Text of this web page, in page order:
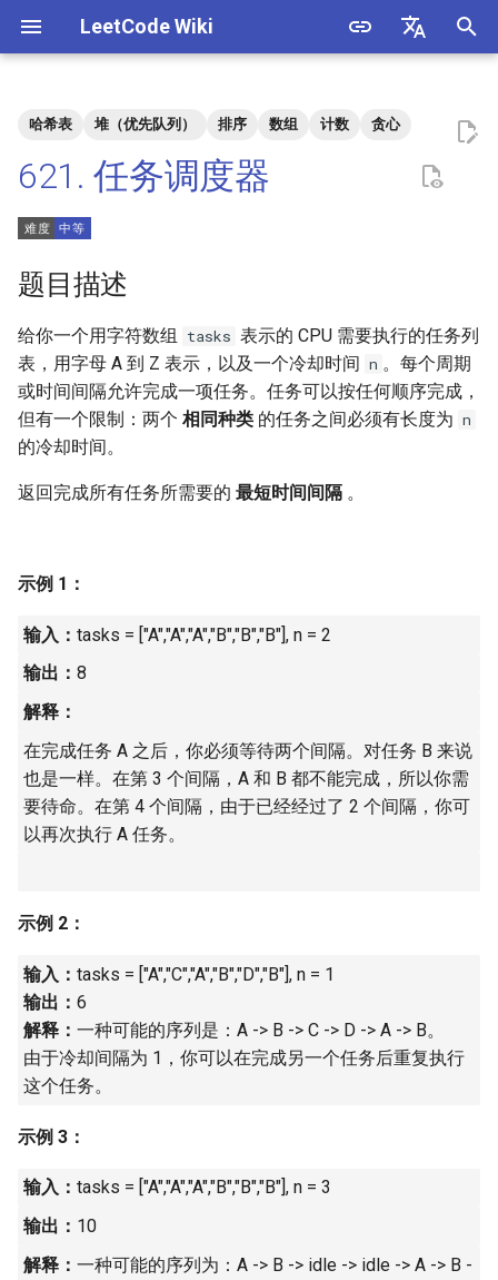
LeetCode Wiki
中文
始
化
搜
引
擎
7. 重建二叉树
9. 用两个栈实现队列
10.1. 斐波那契数列
11. 旋转数组的最小数字
12. 矩阵中的路径
14.1. 剪绳子
14.2. 剪绳子 II
16. 数值的整数次方
17. 打印从 1 到最大的 n 位数
18. 删除链表的节点
19. 正则表达式匹配
20. 表示数值的字符串
21. 调整数组顺序使奇数位于
偶数前面
22. 链表中倒数第 k 个节点
数
4. 只出现一次的数字
5. 单词长度的最大乘积
6. 排序数组中两个数字之和
7. 数组中和为 0 的三个数
数组
9. 乘积小于 K 的子数组
11. 和 1 个数相同的子数组
12. 左右两边子数组的和相等
14. 字符串中的变位词
15. 字符串中的所有变位词
16. 不含重复字符的最长子字
符串
串
18. 有效的回文
19. 最多删除一个字符得到回
文
1.5. 一次编辑
1.6. 字符串压缩
1.7. 旋转矩阵
1.9. 字符串轮转
2.1. 移除重复节点
2.3. 删除中间节点
2.4. 分割链表
2.6. 回文链表
2.7. 链表相交
2.8. 环路检测
3.1. 三合一
3.2. 栈的最小值
3.3. 堆盘子
3.4. 化栈为队
哈希表 堆（优先队列） 排序 数组 计数 贪心
621. 任务调度器
题目描述
给你一个用字符数组 tasks 表示的 CPU 需要执行的任务列
表，用字母 A 到 Z 表示，以及一个冷却时间 n 。每个周期
或时间间隔允许完成一项任务。任务可以按任何顺序完成，
但有一个限制：两个 相同种类 的任务之间必须有长度为 n
的冷却时间。
返回完成所有任务所需要的 最短时间间隔 。
示例 1：
输入： tasks = ["A","A","A","B","B","B"], n = 2
输出： 8
解释：
在完成任务 A 之后，你必须等待两个间隔。对任务 B 来说
也是一样。在第 3 个间隔，A 和 B 都不能完成，所以你需
要待命。在第 4 个间隔，由于已经经过了 2 个间隔，你可
以再次执行 A 任务。
示例 2：
输入： tasks = ["A","C","A","B","D","B"], n = 1
输出： 6
解释： 一种可能的序列是：A -> B -> C -> D -> A -> B。
由于冷却间隔为 1，你可以在完成另一个任务后重复执行
这个任务。
示例 3：
输入： tasks = ["A","A","A","B","B","B"], n = 3
输出： 10
解释： 一种可能的序列为：A -> B -> idle -> idle -> A -> B -